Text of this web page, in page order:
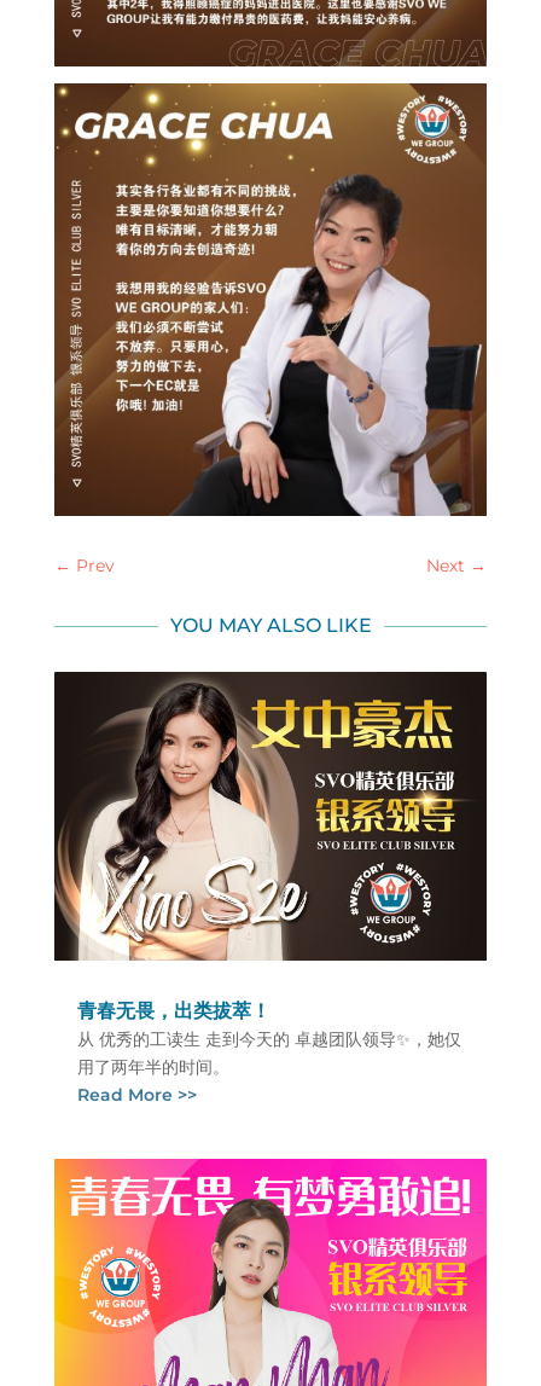
← Prev Next →
YOU MAY ALSO LIKE
青春无畏，出类拔萃！
从 优秀的工读生 走到今天的 卓越团队领导✨，她仅
用了两年半的时间。
Read More >>